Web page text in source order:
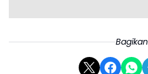
Bagikan